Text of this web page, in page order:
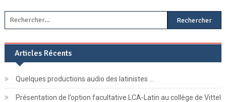
Rechercher :
Articles Récents
Quelques productions audio des latinistes …
Présentation de l’option facultative LCA-Latin au collège de Vittel